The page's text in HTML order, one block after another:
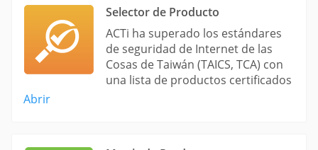
Selector de Producto
ACTi ha superado los estándares
de seguridad de Internet de las
Cosas de Taiwán (TAICS, TCA) con
una lista de productos certificados
Abrir